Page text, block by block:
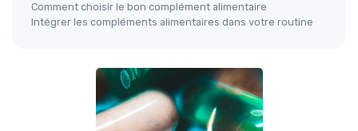
Comment choisir le bon complément alimentaire
Intégrer les compléments alimentaires dans votre routine